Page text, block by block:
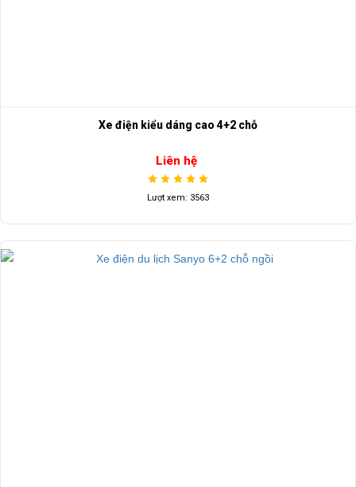
Xe điện kiểu dáng cao 4+2 chỗ
Liên hệ
Lượt xem: 3563